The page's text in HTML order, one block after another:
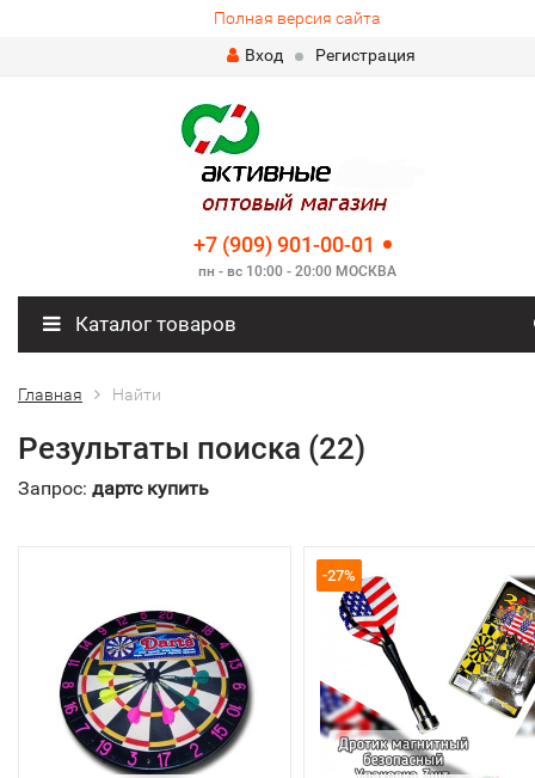
Полная версия сайта
Вход
Регистрация
+7 (909) 901-00-01
пн - вс 10:00 - 20:00 МОСКВА
Каталог товаров
Главная Найти
Результаты поиска (22)
Запрос: дартс купить
-27%